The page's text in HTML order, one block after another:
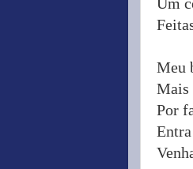
Meu
Mais
Por